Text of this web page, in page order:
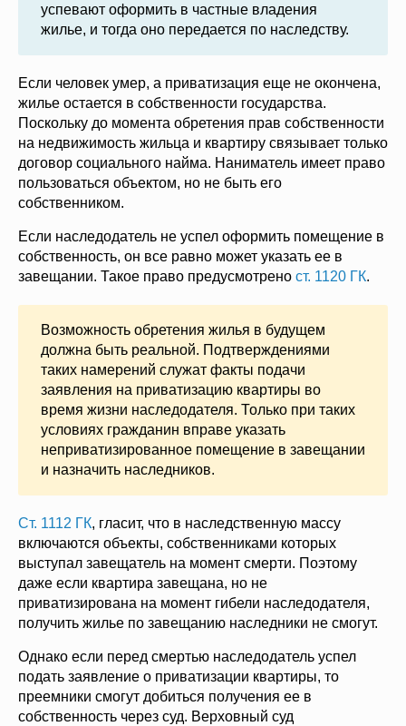
успевают оформить в частные владения
жилье, и тогда оно передается по наследству.
Если человек умер, а приватизация еще не окончена,
жилье остается в собственности государства.
Поскольку до момента обретения прав собственности
на недвижимость жильца и квартиру связывает только
договор социального найма. Наниматель имеет право
пользоваться объектом, но не быть его
собственником.
Если наследодатель не успел оформить помещение в
собственность, он все равно может указать ее в
завещании. Такое право предусмотрено ст. 1120 ГК.
Возможность обретения жилья в будущем
должна быть реальной. Подтверждениями
таких намерений служат факты подачи
заявления на приватизацию квартиры во
время жизни наследодателя. Только при таких
условиях гражданин вправе указать
неприватизированное помещение в завещании
и назначить наследников.
Ст. 1112 ГК, гласит, что в наследственную массу
включаются объекты, собственниками которых
выступал завещатель на момент смерти. Поэтому
даже если квартира завещана, но не
приватизирована на момент гибели наследодателя,
получить жилье по завещанию наследники не смогут.
Однако если перед смертью наследодатель успел
подать заявление о приватизации квартиры, то
преемники смогут добиться получения ее в
собственность через суд. Верховный суд